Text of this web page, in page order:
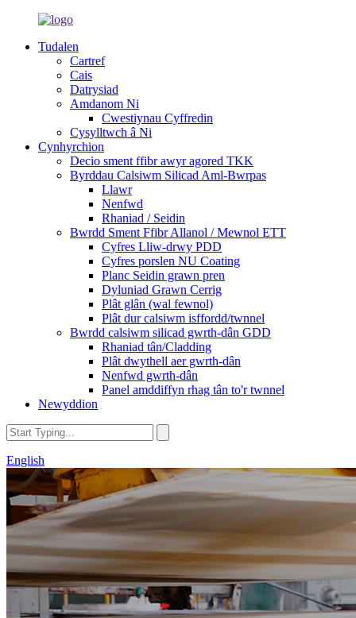
Tudalen
Cartref
Cais
Datrysiad
Amdanom Ni
Cwestiynau Cyffredin
Cysylltwch â Ni
Cynhyrchion
Decio sment ffibr awyr agored TKK
Byrddau Calsiwm Silicad Aml-Bwrpas
Llawr
Nenfwd
Rhaniad / Seidin
Bwrdd Sment Ffibr Allanol / Mewnol ETT
Cyfres Lliw-drwy PDD
Cyfres porslen NU Coating
Planc Seidin grawn pren
Dyluniad Grawn Cerrig
Plât glân (wal fewnol)
Plât dur calsiwm isffordd/twnnel
Bwrdd calsiwm silicad gwrth-dân GDD
Rhaniad tân/Cladding
Plât dwythell aer gwrth-dân
Nenfwd gwrth-dân
Panel amddiffyn rhag tân to'r twnnel
Newyddion
English